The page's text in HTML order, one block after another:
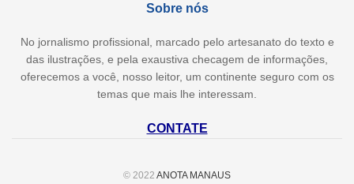
Sobre nós
No jornalismo profissional, marcado pelo artesanato do texto e
das ilustrações, e pela exaustiva checagem de informações,
oferecemos a você, nosso leitor, um continente seguro com os
temas que mais lhe interessam.
CONTATE
© 2022 ANOTA MANAUS